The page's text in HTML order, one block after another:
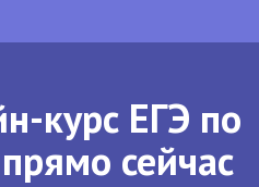
курс ЕГЭ по
сейчас